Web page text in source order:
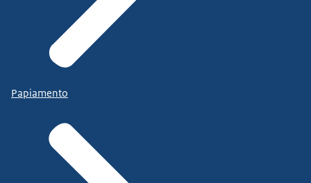
Papiamento